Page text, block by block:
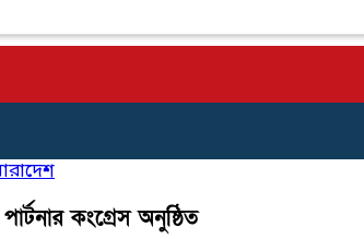
কংগ্রেস অনুষ্ঠিত